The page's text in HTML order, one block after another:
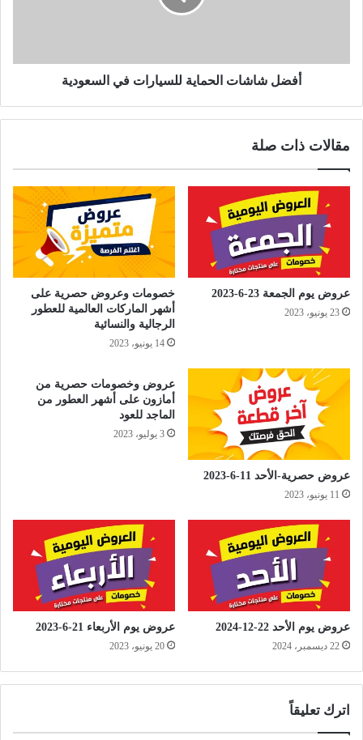
أفضل شاشات الحماية للسيارات في السعودية
مقالات ذات صلة
عروض يوم الجمعة 23-6-2023
23 يونيو، 2023
خصومات وعروض حصرية على
أشهر الماركات العالمية للعطور
الرجالية والنسائية
14 يونيو، 2023
عروض حصرية-الأحد 11-6-2023
11 يونيو، 2023
عروض وخصومات حصرية من
أمازون على أشهر العطور من
الماجد للعود
3 يوليو، 2023
عروض يوم الأحد 22-12-2024
22 ديسمبر، 2024
عروض يوم الأربعاء 21-6-2023
20 يونيو، 2023
اترك تعليقاً